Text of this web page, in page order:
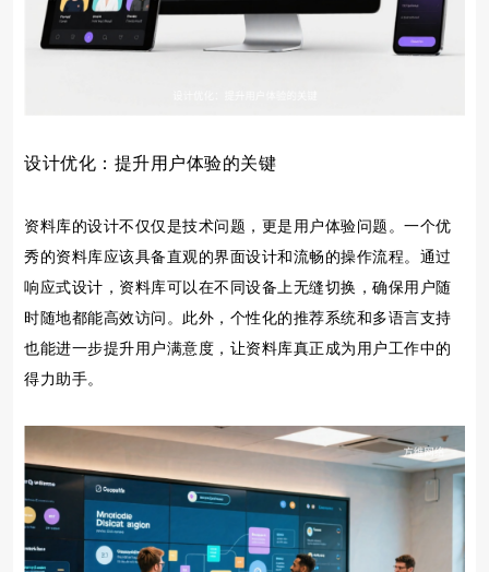
设计优化：提升用户体验的关键
资料库的设计不仅仅是技术问题，更是用户体验问题。一个优
秀的资料库应该具备直观的界面设计和流畅的操作流程。通过
响应式设计，资料库可以在不同设备上无缝切换，确保用户随
时随地都能高效访问。此外，个性化的推荐系统和多语言支持
也能进一步提升用户满意度，让资料库真正成为用户工作中的
得力助手。